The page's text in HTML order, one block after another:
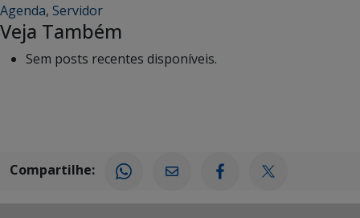
Agenda, Servidor
Veja Também
Sem posts recentes disponíveis.
Compartilhe: